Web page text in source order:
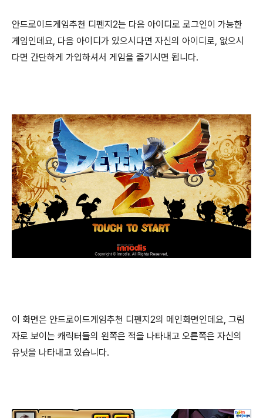
안드로이드게임추천 디펜지2는 다음 아이디로 로그인이 가능한
게임인데요, 다음 아이디가 있으시다면 자신의 아이디로, 없으시
다면 간단하게 가입하셔서 게임을 즐기시면 됩니다.
이 화면은 안드로이드게임추천 디펜지2의 메인화면인데요, 그림
자로 보이는 캐릭터들의 왼쪽은 적을 나타내고 오른쪽은 자신의
유닛을 나타내고 있습니다.